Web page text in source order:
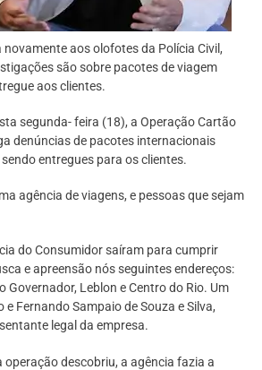
aos olofotes da Polícia Civil,
são sobre pacotes de viagem
aos clientes.
segunda- feira (18), a Operação Cartão
denúncias de pacotes internacionais
entregues para os clientes.
agência de viagens, e pessoas que sejam
do Consumidor saíram para cumprir
e apreensão nós seguintes endereços:
Governador, Leblon e Centro do Rio. Um
Fernando Sampaio de Souza e Silva,
legal da empresa.
operação descobriu, a agência fazia a